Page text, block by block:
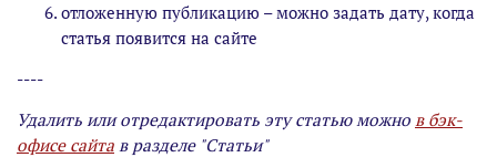
отложенную публикацию – можно задать дату, когда
статья появится на сайте
----
Удалить или отредактировать эту статью можно в бэк-
офисе сайта в разделе "Статьи"